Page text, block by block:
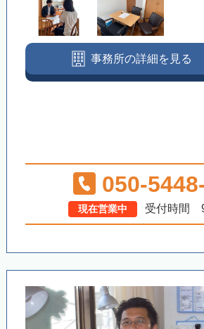
事務所の詳細を見る
050-
現在営業中 受付時間